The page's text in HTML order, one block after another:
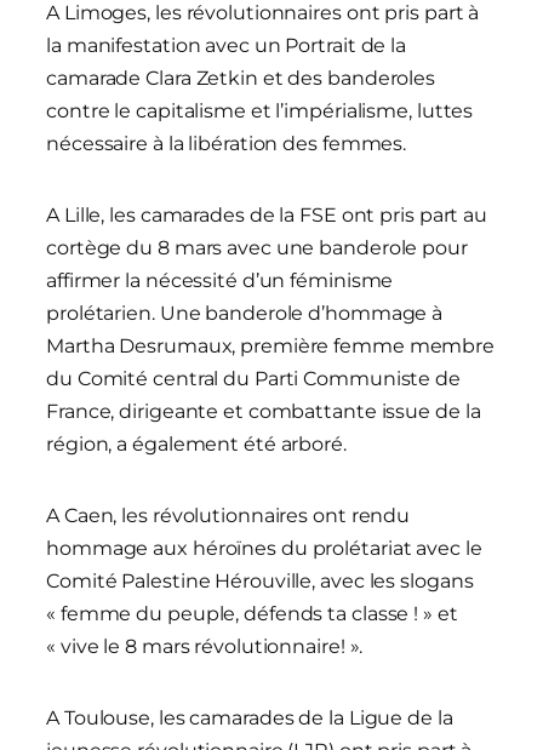
A Limoges, les révolutionnaires ont pris part à
la manifestation avec un Portrait de la
camarade Clara Zetkin et des banderoles
contre le capitalisme et l’impérialisme, luttes
nécessaire à la libération des femmes.
A Lille, les camarades de la FSE ont pris part au
cortège du 8 mars avec une banderole pour
affirmer la nécessité d’un féminisme
prolétarien. Une banderole d’hommage à
Martha Desrumaux, première femme membre
du Comité central du Parti Communiste de
France, dirigeante et combattante issue de la
région, a également été arboré.
A Caen, les révolutionnaires ont rendu
hommage aux héroïnes du prolétariat avec le
Comité Palestine Hérouville, avec les slogans
« femme du peuple, défends ta classe ! » et
« vive le 8 mars révolutionnaire! ».
A Toulouse, les camarades de la Ligue de la